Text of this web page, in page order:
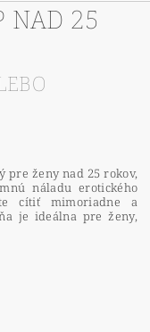
pre ženy nad 25 rokov,
náladu erotického
cítiť mimoriadne a
je ideálna pre ženy,